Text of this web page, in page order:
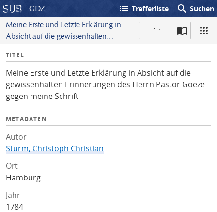
GDZ list Trefferliste search Suchen
Meine Erste und Letzte Erklärung in
Absicht auf die gewissenhaften
gegen meine Schrift
1 :
I
f
o
TITEL
Meine Erste und Letzte Erklärung in Absicht auf die
gewissenhaften Erinnerungen des Herrn Pastor Goeze
gegen meine Schrift
METADATEN
Autor
Sturm, Christoph Christian
Ort
Hamburg
Jahr
1784